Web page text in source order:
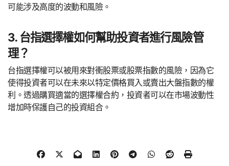
可能涉及高度的波動和風險。
3. 台指選擇權如何幫助投資者進行風險管
理？
台指選擇權可以被用來對衝股票或股票指數的風險，因為它
使得投資者可以在未來以特定價格買入或賣出大盤指數的權
利。透過購買適當的選擇權合約，投資者可以在市場波動性
增加時保護自己的投資組合。